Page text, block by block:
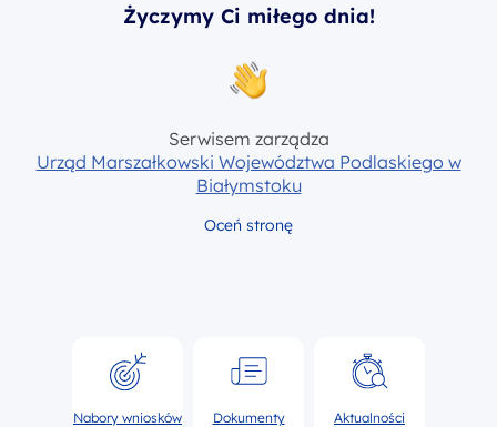
Życzymy Ci miłego dnia!
Serwisem zarządza
Urząd Marszałkowski Województwa Podlaskiego w
Białymstoku
Oceń stronę
Nabory wniosków Dokumenty Aktualności